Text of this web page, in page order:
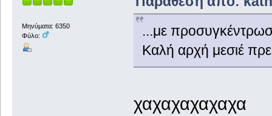
Μηνύματα: 6350
Φύλο:
...με
Καλή αρχή μεσιέ
χαχαχαχαχαχα